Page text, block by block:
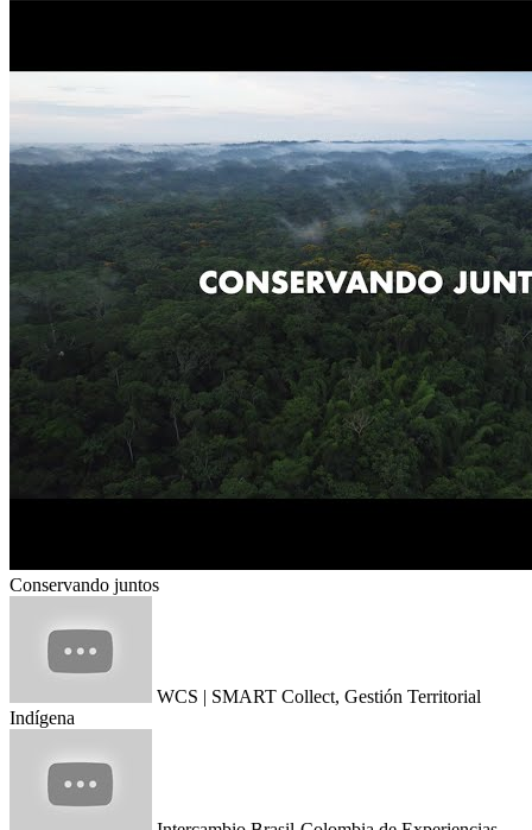
Conservando juntos
WCS | SMART Collect, Gestión Territorial
Indígena